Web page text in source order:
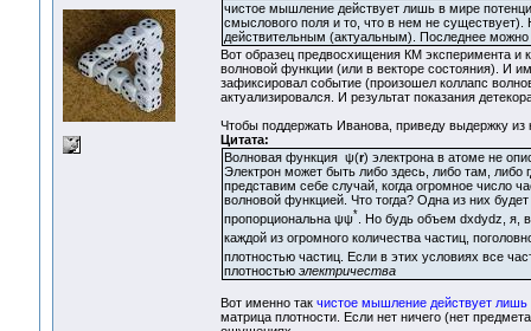
чистое мышление действует лишь в мире
смыслового поля и то, что в нем не
действительным (актуальным). Последнее можно
Вот образец предвосхищения КМ эксперимента и
волновой функции (или в векторе состояния). И
зафиксировал событие (произошел коллапс
актуализировался. И результат показания
Чтобы поддержать Иванова, приведу выдержку из
Цитата:
Волновая функция ψ(r) электрона в атоме не
Электрон может быть либо здесь, либо там, либо
представим себе случай, когда огромное число
волновой функцией. Что тогда? Одна из них
пропорциональна ψψ* . Но будь объем dxdydz, я,
каждой из огромного количества частиц,
плотностью частиц. Если в этих условиях все
плотностью электричества
Вот именно так чистое мышление действует лишь
матрица плотности. Если нет ничего (нет